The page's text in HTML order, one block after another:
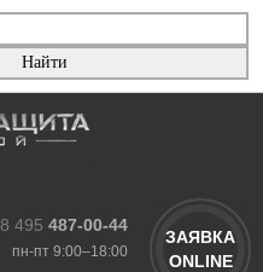
8 495 487-00-44
пн-пт 9:00–18:00
ЗАЯВКА
ONLINE